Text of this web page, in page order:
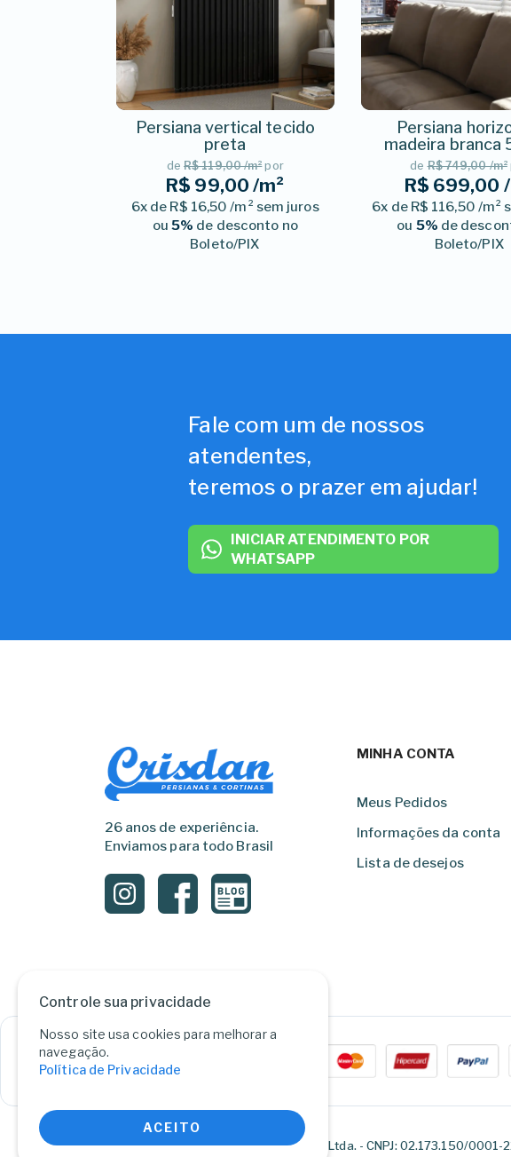
Persiana vertical tecido
preta
deR$ 119,00 /m²por
R$ 99,00 /m²
6x de R$ 16,50 /m² sem juros
ou5% de desconto no
Boleto/PIX
Persiana
madeira branca
deR$ 749,00 /m²
R$ 699,00
6x de R$ 116,50 /m²
ou 5% de
Boleto/PIX
Fale com um de nossos
atendentes,
teremos o prazer em ajudar!
INICIAR ATENDIMENTO POR
WHATSAPP
26 anos de experiência.
Enviamos para todo Brasil
MINHA CONTA
Meus Pedidos
Informações da conta
Lista de desejos
Persianas Crisdan Ltda. - CNPJ: 02.173.150/
Controle sua privacidade
Nosso site usa cookies para melhorar a
navegação.
Política de Privacidade
ACEITO